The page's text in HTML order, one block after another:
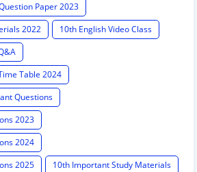
Paper 2023
2022
10th English Video Class
Table 2024
Questions
2023
2024
2025
10th Important Study Materials